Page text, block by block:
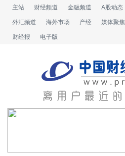
主站 财经频道 金融频道 A股动态
外汇频道 海外市场 产经 媒体聚焦
财经报 电子版